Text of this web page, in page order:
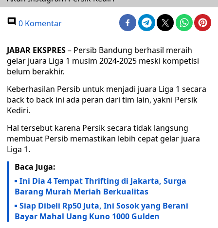
0 Komentar
JABAR EKSPRES– Persib Bandung berhasil meraih
gelar juara Liga 1 musim 2024-2025 meski kompetisi
belum berakhir.
Keberhasilan Persib untuk menjadi juara Liga 1 secara
back to back ini ada peran dari tim lain, yakni Persik
Kediri.
Hal tersebut karena Persik secara tidak langsung
membuat Persib memastikan lebih cepat gelar juara
Liga 1.
Baca Juga:
Ini Dia 4 Tempat Thrifting di Jakarta, Surga
Barang Murah Meriah Berkualitas
Siap Dibeli Rp50 Juta, Ini Sosok yang Berani
Bayar Mahal Uang Kuno 1000 Gulden